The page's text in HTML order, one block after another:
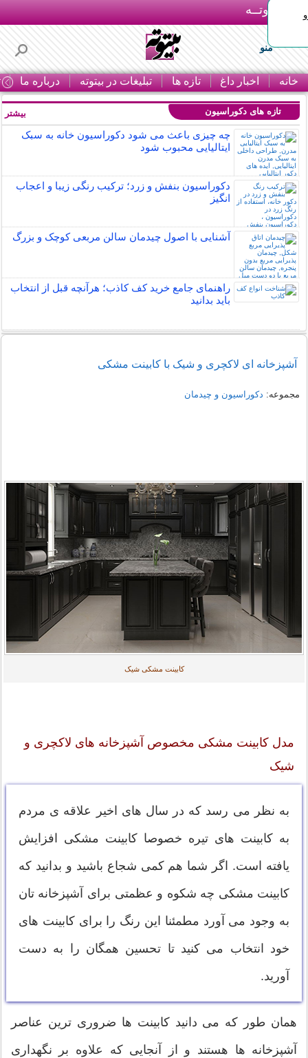
بـیتوتــه
منو
خانه اخبار داغ تازه ها تبلیغات در بیتوته درباره ما
تازه های دکوراسیون
چه چیزی باعث می شود دکوراسیون خانه به سبک
ایتالیایی محبوب شود
دکوراسیون بنفش و زرد؛ ترکیب رنگی زیبا و اعجاب
انگیز
آشنایی با اصول چیدمان سالن مربعی کوچک و بزرگ
راهنمای جامع خرید کف کاذب؛ هرآنچه قبل از انتخاب
باید بدانید
بیشتر
آشپزخانه ای لاکچری و شیک با کابینت مشکی
مجموعه: دکوراسیون و چیدمان
کابینت مشکی شیک
مدل کابینت مشکی مخصوص آشپزخانه های لاکچری و
شیک
به نظر می رسد که در سال های اخیر علاقه ی مردم
به کابینت های تیره خصوصا کابینت مشکی افزایش
یافته است. اگر شما هم کمی شجاع باشید و بدانید که
کابینت مشکی چه شکوه و عظمتی برای ﺁشپزخانه تان
به وجود می آورد مطمئنا این رنگ را برای کابینت های
خود انتخاب می کنید تا تحسین همگان را به دست
آورید.
همان طور که می دانید کابینت ها ضروری ترین عناصر
آشپزخانه ها هستند و از آنجایی که علاوه بر نگهداری